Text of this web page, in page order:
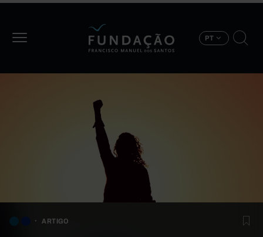
PT
ARTIGO